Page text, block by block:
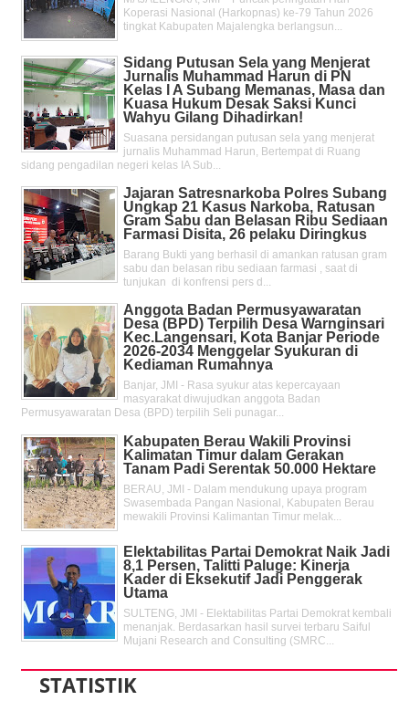
Koperasi Nasional (Harkopnas) ke-79 Tahun 2026
tingkat Kabupaten Majalengka berlangsun...
Sidang Putusan Sela yang Menjerat
Jurnalis Muhammad Harun di PN
Kelas l A Subang Memanas, Masa dan
Kuasa Hukum Desak Saksi Kunci
Wahyu Gilang Dihadirkan!
Suasana persidangan putusan sela yang menjerat
jurnalis Muhammad Harun, Bertempat di Ruang
sidang pengadilan negeri kelas IA Sub...
Jajaran Satresnarkoba Polres Subang
Ungkap 21 Kasus Narkoba, Ratusan
Gram Sabu dan Belasan Ribu Sediaan
Farmasi Disita, 26 pelaku Diringkus
Barang Bukti yang berhasil di amankan ratusan gram
sabu dan belasan ribu sediaan farmasi , saat di
tunjukan di konfrensi pers d...
Anggota Badan Permusyawaratan
Desa (BPD) Terpilih Desa Warnginsari
Kec.Langensari, Kota Banjar Periode
2026-2034 Menggelar Syukuran di
Kediaman Rumahnya
Banjar, JMI - Rasa syukur atas kepercayaan
masyarakat diwujudkan anggota Badan
Permusyawaratan Desa (BPD) terpilih Seli punagar...
Kabupaten Berau Wakili Provinsi
Kalimatan Timur dalam Gerakan
Tanam Padi Serentak 50.000 Hektare
BERAU, JMI - Dalam mendukung upaya program
Swasembada Pangan Nasional, Kabupaten Berau
mewakili Provinsi Kalimantan Timur melak...
Elektabilitas Partai Demokrat Naik Jadi
8,1 Persen, Talitti Paluge: Kinerja
Kader di Eksekutif Jadi Penggerak
Utama
SULTENG, JMI - Elektabilitas Partai Demokrat kembali
menanjak. Berdasarkan hasil survei terbaru Saiful
Mujani Research and Consulting (SMRC...
STATISTIK